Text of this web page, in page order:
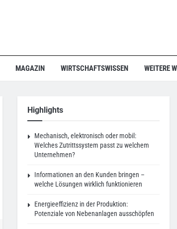
MAGAZIN WIRTSCHAFTSWISSEN WEITERE
Highlights
Mechanisch, elektronisch oder mobil:
Welches Zutrittssystem passt zu welchem
Unternehmen?
Informationen an den Kunden bringen –
welche Lösungen wirklich funktionieren
Energieeffizienz in der Produktion:
Potenziale von Nebenanlagen ausschöpfen